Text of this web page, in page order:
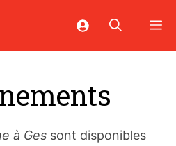
à Ges sont disponibles